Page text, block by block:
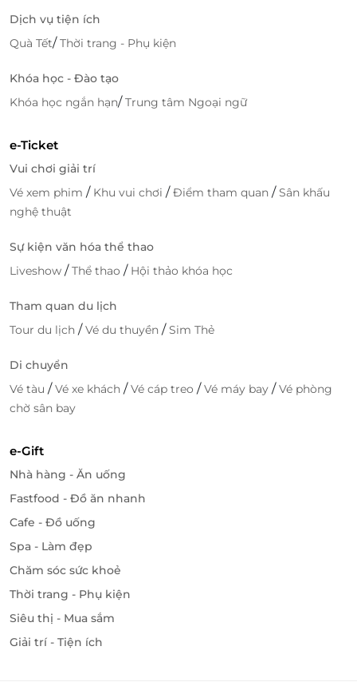
Dịch vụ tiện ích
Quà Tết/Thời trang - Phụ kiện
Khóa học - Đào tạo
Khóa học ngắn hạn/Trung tâm Ngoại ngữ
e-Ticket
Vui chơi giải trí
Vé xem phim / Khu vui chơi /Điểm tham quan /Sân khấu
nghệ thuật
Sự kiện văn hóa thể thao
Liveshow /Thể thao / Hội thảo khóa học
Tham quan du lịch
Tour du lịch /Vé du thuyền /Sim Thẻ
Di chuyển
Vé tàu /Vé xe khách /Vé cáp treo /Vé máy bay /Vé phòng
chờ sân bay
e-Gift
Nhà hàng - Ăn uống
Fastfood - Đồ ăn nhanh
Cafe - Đồ uống
Spa - Làm đẹp
Chăm sóc sức khoẻ
Thời trang - Phụ kiện
Siêu thị - Mua sắm
Giải trí - Tiện ích